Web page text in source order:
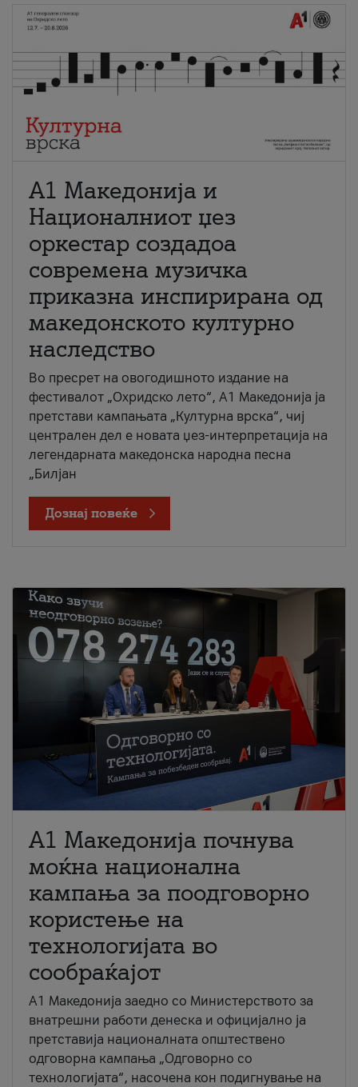
А1 Македонија и
Националниот џез
оркестар создадоа
современа музичка
приказна инспирирана од
македонското културно
наследство
Во пресрет на овогодишното издание на
фестивалот „Охридско лето“, А1 Македонија ја
претстави кампањата „Културна врска“, чиј
централен дел е новата џез-интерпретација на
легендарната македонска народна песна
„Билјан
Дознај повеќе
A1 Македонија почнува
моќна национална
кампања за поодговорно
користење на
технологијата во
сообраќајот
A1 Македонија заедно со Министерството за
внатрешни работи денеска и официјално ја
претставија националната општествено
одговорна кампања „Одговорно со
технологијата“, насочена кон подигнување на